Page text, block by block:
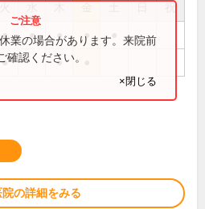
祝
● ● ● ●
● ●
業の場合があります。来院前
認ください。
×閉じる
院の詳細をみる